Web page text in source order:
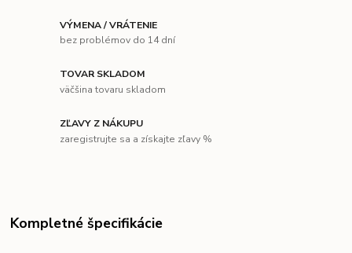
VÝMENA / VRÁTENIE
bez problémov do 14 dní
TOVAR SKLADOM
väčšina tovaru skladom
ZĽAVY Z NÁKUPU
zaregistrujte sa a získajte zľavy %
Kompletné špecifikácie